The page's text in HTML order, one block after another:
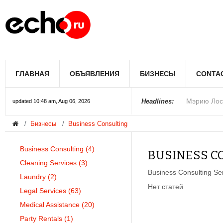
ГЛАВНАЯ ОБЪЯВЛЕНИЯ БИЗНЕСЫ
updated 10:48 am, Aug 06, 2026 Headlines:
Мэрию
Более 300
В округе
Фермеры
В Лас-
Раскрыты
Ариана
Стало
В Госдуме
Бизнесы Business Consulting
BUSINESS
Business Consulting
Нет статей
Business Consulting (4)
Cleaning Services (3)
Laundry (2)
Legal Services (63)
Medical Assistance (20)
Party Rentals (1)